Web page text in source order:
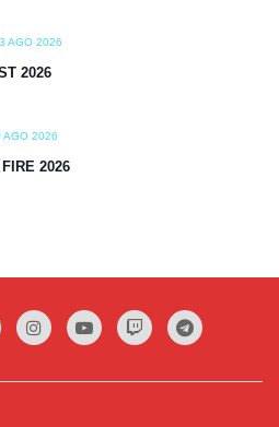
AGO 2026
2026
AGO 2026
2026